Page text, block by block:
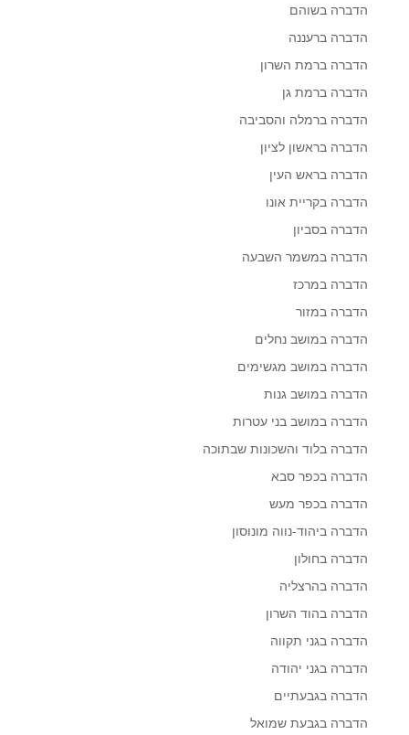
הדברה בשוהם
הדברה ברעננה
הדברה ברמת השרון
הדברה ברמת גן
הדברה ברמלה והסביבה
הדברה בראשון לציון
הדברה בראש העין
הדברה בקריית אונו
הדברה בסביון
הדברה במשמר השבעה
הדברה במרכז
הדברה במזור
הדברה במושב נחלים
הדברה במושב מגשימים
הדברה במושב גנות
הדברה במושב בני עטרות
הדברה בלוד והשכונות שבתוכה
הדברה בכפר סבא
הדברה בכפר מעש
הדברה ביהוד-נווה מונוסון
הדברה בחולון
הדברה בהרצליה
הדברה בהוד השרון
הדברה בגני תקווה
הדברה בגני יהודה
הדברה בגבעתיים
הדברה בגבעת שמואל